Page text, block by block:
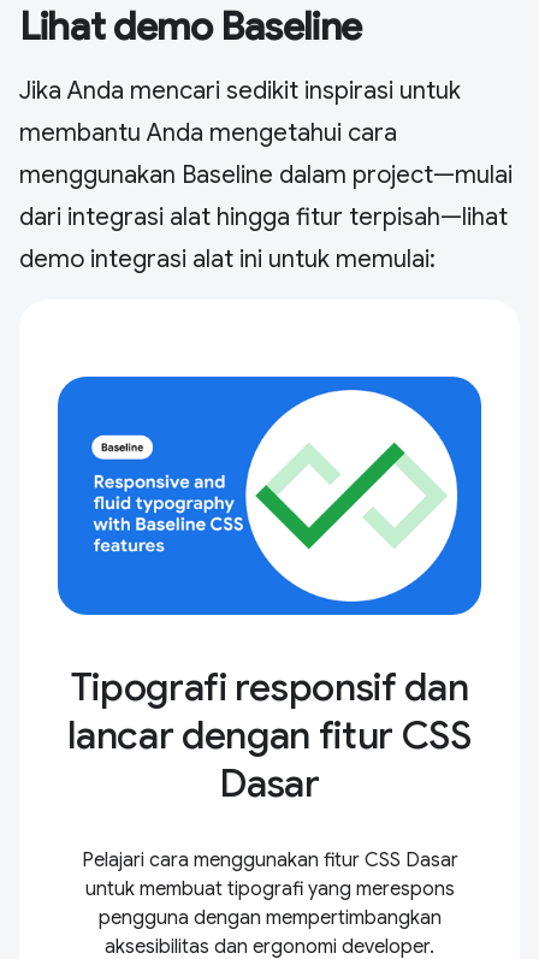
Lihat demo Baseline
Jika Anda mencari sedikit inspirasi untuk
membantu Anda mengetahui cara
menggunakan Baseline dalam project—mulai
dari integrasi alat hingga fitur terpisah—lihat
demo integrasi alat ini untuk memulai:
Tipografi responsif dan
lancar dengan fitur CSS
Dasar
Pelajari cara menggunakan fitur CSS Dasar
untuk membuat tipografi yang merespons
pengguna dengan mempertimbangkan
aksesibilitas dan ergonomi developer.